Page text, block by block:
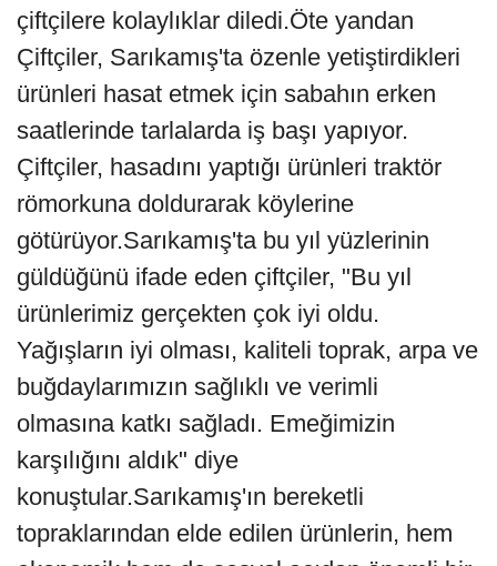
çiftçilere kolaylıklar diledi.Öte yandan
Çiftçiler, Sarıkamış'ta özenle yetiştirdikleri
ürünleri hasat etmek için sabahın erken
saatlerinde tarlalarda iş başı yapıyor.
Çiftçiler, hasadını yaptığı ürünleri traktör
römorkuna doldurarak köylerine
götürüyor.Sarıkamış'ta bu yıl yüzlerinin
güldüğünü ifade eden çiftçiler, "Bu yıl
ürünlerimiz gerçekten çok iyi oldu.
Yağışların iyi olması, kaliteli toprak, arpa ve
buğdaylarımızın sağlıklı ve verimli
olmasına katkı sağladı. Emeğimizin
karşılığını aldık" diye
konuştular.Sarıkamış'ın bereketli
topraklarından elde edilen ürünlerin, hem